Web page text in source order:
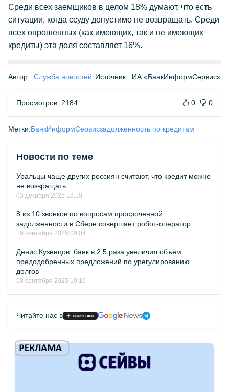
Среди всех заемщиков в целом 18% думают, что есть
ситуации, когда ссуду допустимо не возвращать. Среди
всех опрошенных (как имеющих, так и не имеющих
кредиты) эта доля составляет 16%.
Автор: Служба новостей Источник: ИА «БанкИнформСервис»
Просмотров: 2184 0 0
Метки:БанкИнформСервисзадолженность по кредитам
Новости по теме
Уральцы чаще других россиян считают, что кредит можно
не возвращать
03 декабря 2025 18:10
8 из 10 звонков по вопросам просроченной
задолженности в Сбере совершает робот-оператор
19 сентября 2025 09:04
Денис Кузнецов: банк в 2,5 раза увеличил объём
предодобренных предложений по урегулированию
долгов
18 сентября 2025 10:10
Читайте нас в